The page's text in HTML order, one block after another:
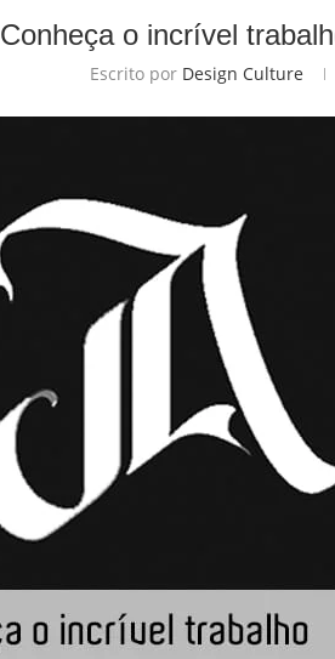
Conheça o incrível
Escrito por Design Culture